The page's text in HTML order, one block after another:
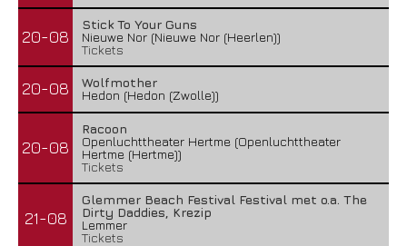
20-08
Stick To Your Guns
Nieuwe Nor (Nieuwe Nor (Heerlen))
Tickets
20-08
Wolfmother
Hedon (Hedon (Zwolle))
20-08
Racoon
Openluchttheater Hertme (Openluchttheater
Hertme (Hertme))
Tickets
21-08
Glemmer Beach Festival Festival met o.a. The
Dirty Daddies, Krezip
Lemmer
Tickets